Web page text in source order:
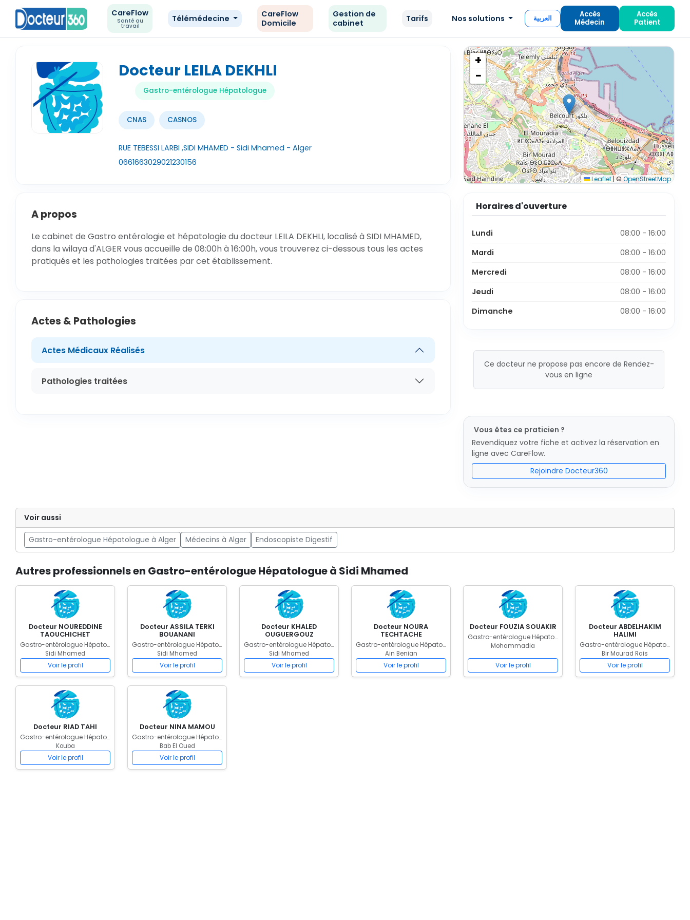
CareFlow
Santé au
travail
Télémédecine
CareFlow
Domicile
Gestion de
cabinet
Tarifs Nos solutions العربية
Accès
Médecin
Accès
Patient
Docteur LEILA DEKHLI
Gastro-entérologue Hépatologue
CNAS CASNOS
RUE TEBESSI LARBI ,SIDI MHAMED - Sidi Mhamed - Alger
0661663029021230156
+
−
Leaflet| © OpenStreetMap
A propos
Le cabinet de Gastro entérologie et hépatologie du docteur LEILA DEKHLI, localisé à SIDI MHAMED,
dans la wilaya d'ALGER vous accueille de 08:00h à 16:00h, vous trouverez ci-dessous tous les actes
pratiqués et les pathologies traitées par cet établissement.
Actes & Pathologies
Actes Médicaux Réalisés
Pathologies traitées
Horaires d'ouverture
Lundi
08:00 - 16:00
Mardi
08:00 - 16:00
Mercredi
08:00 - 16:00
Jeudi
08:00 - 16:00
Dimanche
08:00 - 16:00
Ce docteur ne propose pas encore de Rendez-
vous en ligne
Vous êtes ce praticien ?
Revendiquez votre fiche et activez la réservation en
ligne avec CareFlow.
Rejoindre Docteur360
Voir aussi
Gastro-entérologue Hépatologue à Alger Médecins à Alger Endoscopiste Digestif
Autres professionnels en Gastro-entérologue Hépatologue à Sidi Mhamed
Docteur NOUREDDINE
TAOUCHICHET
Gastro-entérologue Hépatologue
Sidi Mhamed
Voir le profil
Docteur ASSILA TERKI
BOUANANI
Gastro-entérologue Hépatologue
Sidi Mhamed
Voir le profil
Docteur KHALED
OUGUERGOUZ
Gastro-entérologue Hépatologue
Sidi Mhamed
Voir le profil
Docteur NOURA
TECHTACHE
Gastro-entérologue Hépatologue
Ain Benian
Voir le profil
Docteur FOUZIA SOUAKIR
Gastro-entérologue Hépatologue
Mohammadia
Voir le profil
Docteur ABDELHAKIM
HALIMI
Gastro-entérologue Hépatologue
Bir Mourad Rais
Voir le profil
Docteur RIAD TAHI
Gastro-entérologue Hépatologue
Kouba
Voir le profil
Docteur NINA MAMOU
Gastro-entérologue Hépatologue
Bab El Oued
Voir le profil